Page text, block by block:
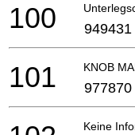
100 949431
KNOB
101 977870
Keine